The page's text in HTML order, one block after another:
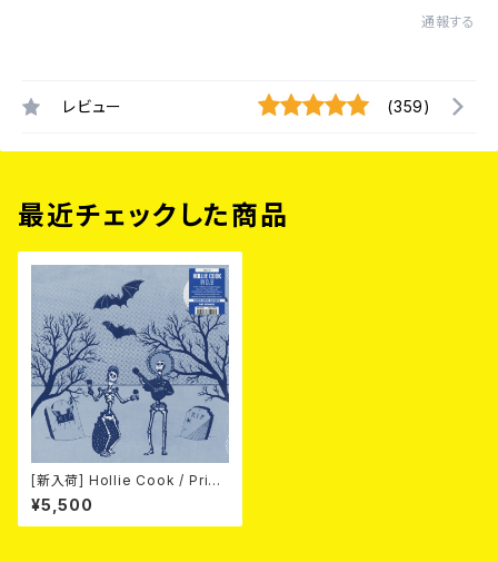
通報する
レビュー (359)
最近チェックした商品
[新入荷] Hollie Cook / Princ
e Fatty Presents Hollie Co
ok In Dub (CLEAR BLUE VIN
YL/LP)
¥5,500